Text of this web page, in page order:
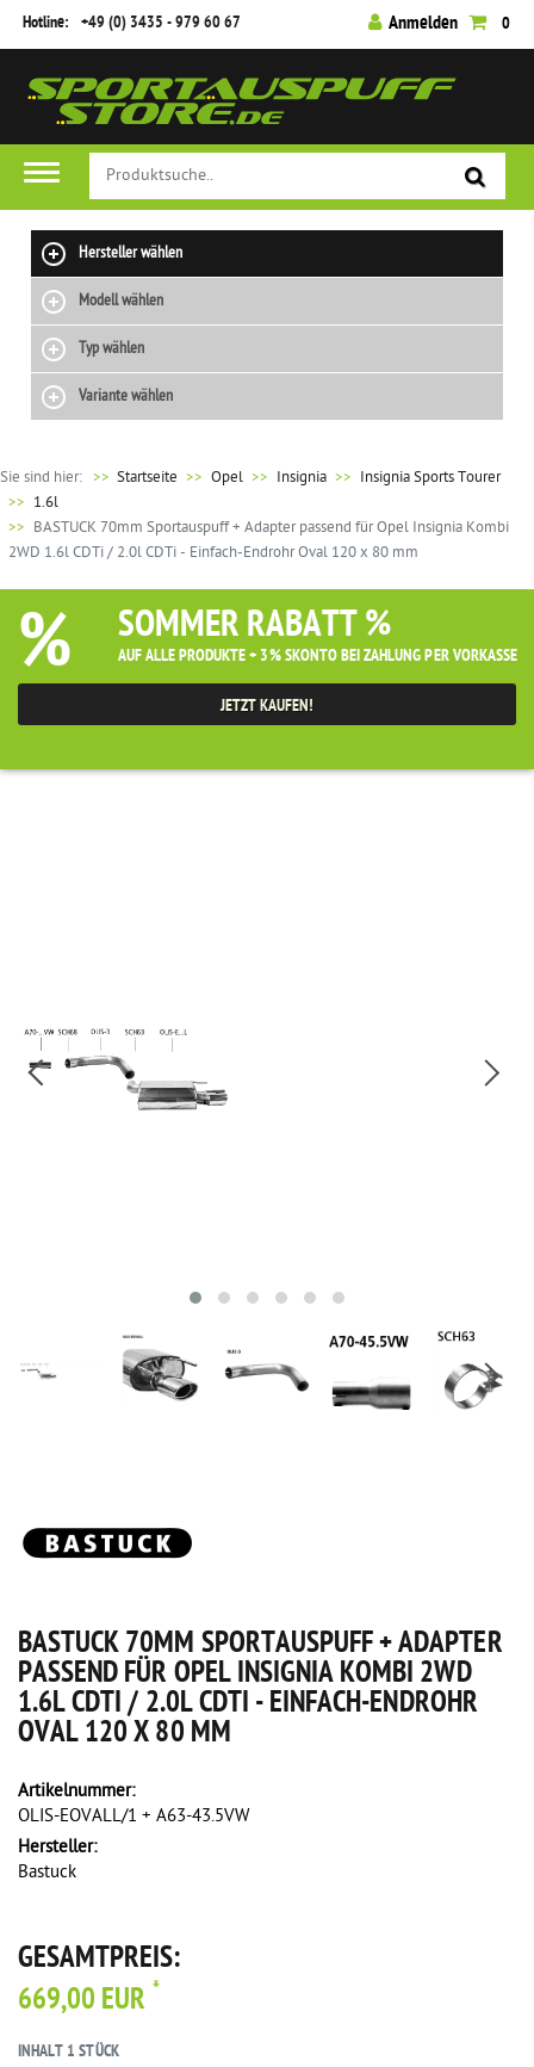
Hotline: +49 (0) 3435 - 979 60 67 Anmelden 0
Hersteller wählen
Modell wählen
Typ wählen
Variante wählen
Sie sind hier: >> Startseite Opel Insignia
Insignia Sports Tourer
1.6l
BASTUCK 70mm Sportauspuff + Adapter passend für Opel Insignia Kombi
2WD 1.6l CDTi / 2.0l CDTi - Einfach-Endrohr Oval 120 x 80 mm
% SOMMER RABATT %
AUF ALLE PRODUKTE + 3% SKONTO BEI ZAHLUNG PER VORKASSE
JETZT KAUFEN!
BASTUCK 70MM SPORTAUSPUFF + ADAPTER
PASSEND FÜR OPEL INSIGNIA KOMBI 2WD
1.6L CDTI / 2.0L CDTI - EINFACH-ENDROHR
OVAL 120 X 80 MM
Artikelnummer:
OLIS-EOVALL/1 + A63-43.5VW
Hersteller:
Bastuck
GESAMTPREIS:
669,00 EUR *
INHALT 1STÜCK